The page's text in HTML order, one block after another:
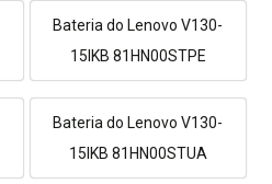
Bateria do Lenovo V130-
15IKB 81HN00STPE
Bateria do Lenovo V130-
15IKB 81HN00STUA